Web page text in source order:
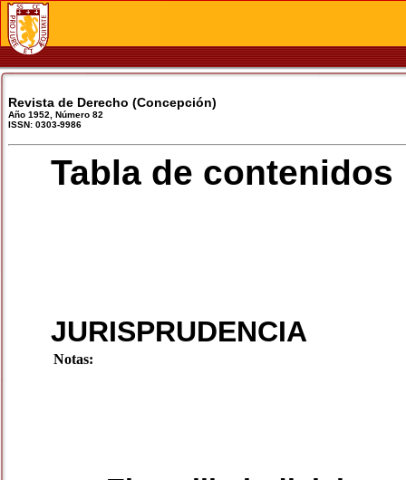
Revista de Derecho (Concepción)
Año 1952, Número 82
ISSN: 0303-9986
Tabla de contenidos
JURISPRUDENCIA
Notas: